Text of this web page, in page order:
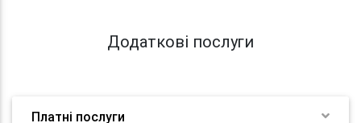
Додаткові послуги
Платні послуги